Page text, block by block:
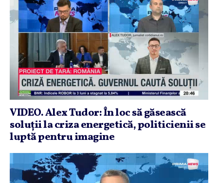
VIDEO. Alex Tudor: În loc să găsească
soluţii la criza energetică, politicienii se
luptă pentru imagine